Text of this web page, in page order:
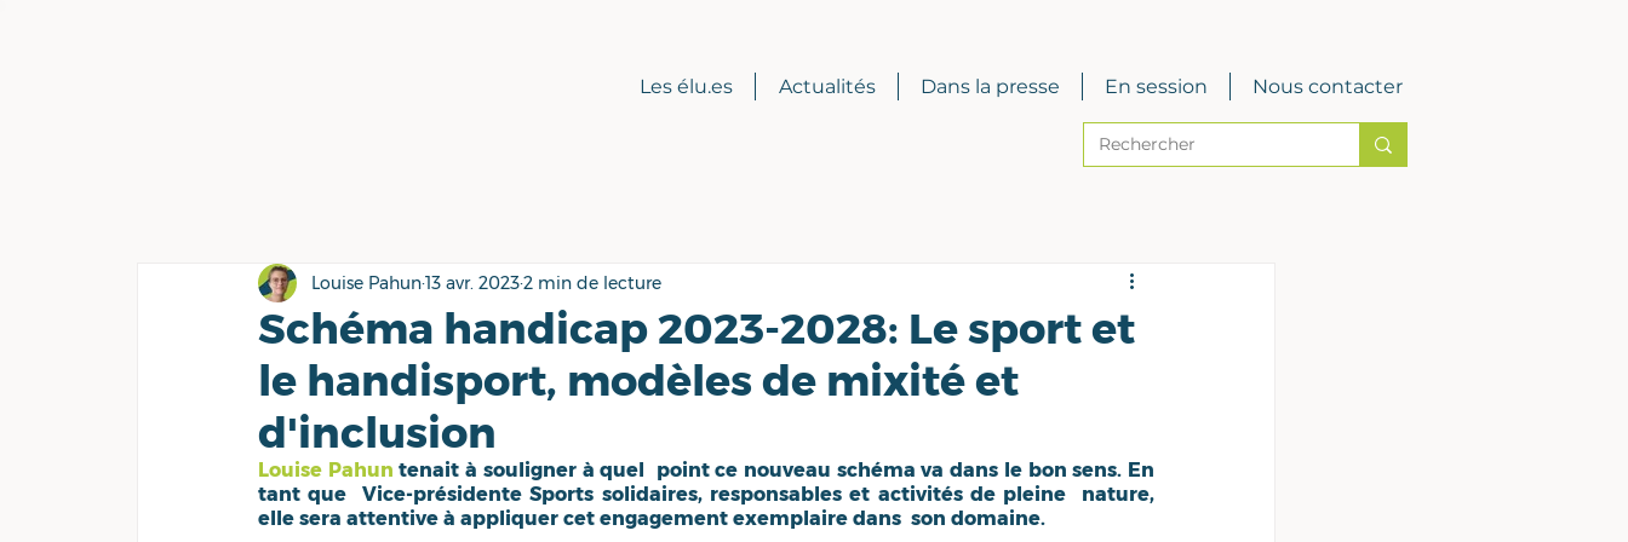
Les élu.es Actualités Dans la presse En session Nous contacter
Schéma handicap 2023-2028: Le sport et
le handisport, modèles de mixité et
d'inclusion
Louise Pahun13 avr. 20232 min de lecture
Louise Pahun tenait à souligner à quel  point ce nouveau schéma va dans le bon sens. En
tant que  Vice-présidente Sports solidaires, responsables et activités de pleine  nature,
elle sera attentive à appliquer cet engagement exemplaire dans  son domaine.